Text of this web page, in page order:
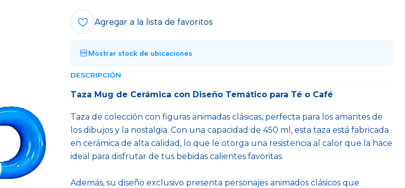
Agregar a la lista de favoritos
Mostrar stock de ubicaciones
DESCRIPCIÓN
Taza Mug de Cerámica con Diseño Temático para Té o Café
Taza de colección con figuras animadas clásicas, perfecta para los amantes de
los dibujos y la nostalgia. Con una capacidad de 450 ml, esta taza está fabricada
en cerámica de alta calidad, lo que le otorga una resistencia al calor que la hace
ideal para disfrutar de tus bebidas calientes favoritas.
Además, su diseño exclusivo presenta personajes animados clásicos que